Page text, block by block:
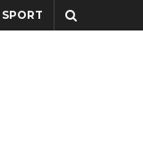
SPORT